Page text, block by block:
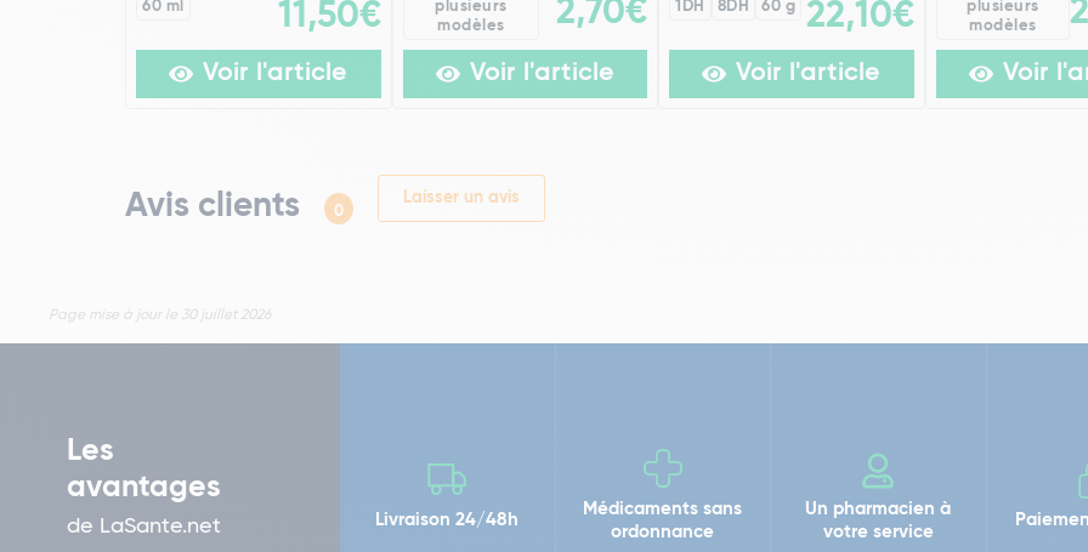
60 ml 11,50€
Voir l'article
plusieurs
modèles
2,70€
Voir l'article
1DH 8DH 60 g 22,10€
Voir l'article
plusieurs
modèles
Voir
Avis clients 0
Laisser un avis
Page mise à jour le 30 juillet 2026
Les
avantages
de LaSante.net Livraison 24/48h
Médicaments sans
ordonnance
Un pharmacien à
votre service